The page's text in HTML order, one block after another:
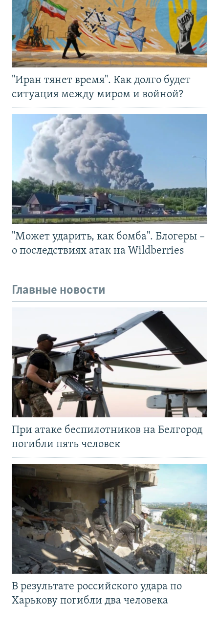
"Иран тянет время". Как долго будет
ситуация между миром и войной?
"Может ударить, как бомба". Блогеры –
о последствиях атак на Wildberries
Главные новости
При атаке беспилотников на Белгород
погибли пять человек
В результате российского удара по
Харькову погибли два человека